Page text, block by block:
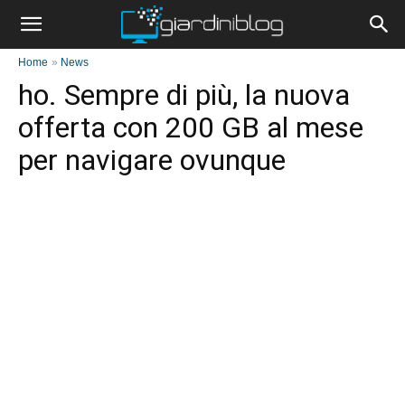
Home » News
ho. Sempre di più, la nuova
offerta con 200 GB al mese
per navigare ovunque